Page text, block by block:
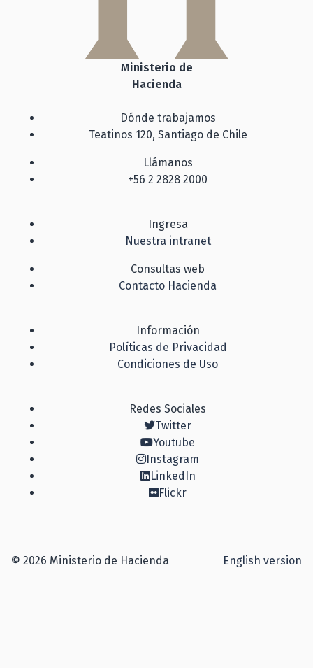
Ministerio de
Hacienda
Dónde trabajamos
Teatinos 120, Santiago de Chile
Llámanos
+56 2 2828 2000
Ingresa
Nuestra intranet
Consultas web
Contacto Hacienda
Información
Políticas de Privacidad
Condiciones de Uso
Redes Sociales
Twitter
Youtube
Instagram
LinkedIn
Flickr
© 2026 Ministerio de Hacienda English version